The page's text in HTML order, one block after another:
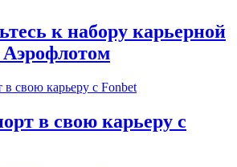
к набору карьерной
в свою карьеру с